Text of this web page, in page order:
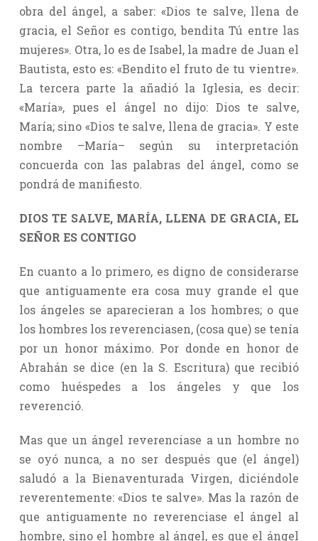
obra del ángel, a saber: «Dios te salve, llena de
gracia, el Señor es contigo, bendita Tú entre las
mujeres». Otra, lo es de Isabel, la madre de Juan el
Bautista, esto es: «Bendito el fruto de tu vientre».
La tercera parte la añadió la Iglesia, es decir:
«María», pues el ángel no dijo: Dios te salve,
María; sino «Dios te salve, llena de gracia». Y este
nombre –María– según su interpretación
concuerda con las palabras del ángel, como se
pondrá de manifiesto.
DIOS TE SALVE, MARÍA, LLENA DE GRACIA, EL
SEÑOR ES CONTIGO
En cuanto a lo primero, es digno de considerarse
que antiguamente era cosa muy grande el que
los ángeles se aparecieran a los hombres; o que
los hombres los reverenciasen, (cosa que) se tenía
por un honor máximo. Por donde en honor de
Abrahán se dice (en la S. Escritura) que recibió
como huéspedes a los ángeles y que los
reverenció.
Mas que un ángel reverenciase a un hombre no
se oyó nunca, a no ser después que (el ángel)
saludó a la Bienaventurada Virgen, diciéndole
reverentemente: «Dios te salve». Mas la razón de
que antiguamente no reverenciase el ángel al
hombre, sino el hombre al ángel, es que el ángel